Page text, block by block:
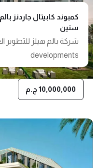
10,000,000 ج.م
سنين
developments